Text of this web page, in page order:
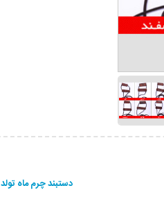
دستبند چرم ماه تولد